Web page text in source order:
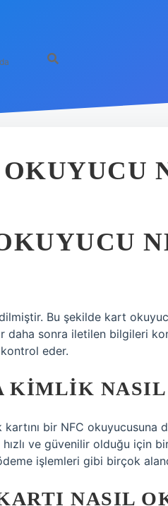
Bu şekilde kart
sonra iletilen bilgileri
eder.
KIMLIK
bir NFC okuyucusuna
ve güvenilir olduğu için
işlemleri gibi birçok
NASIL